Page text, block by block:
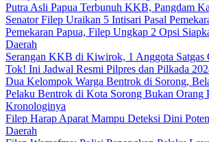
Putra Asli Papua Terbunuh KKB, Pangdam
Senator Filep Uraikan 5 Intisari Pasal
Pemekaran Papua, Filep Ungkap 2 Opsi
Daerah
Serangan KKB di Kiwirok, 1 Anggota Satgas
Tok! Ini Jadwal Resmi Pilpres dan Pilkada
Dua Kelompok Warga Bentrok di Sorong,
Pelaku Bentrok di Kota Sorong Bukan Orang
Kronologinya
Filep Harap Aparat Mampu Deteksi Dini
Daerah